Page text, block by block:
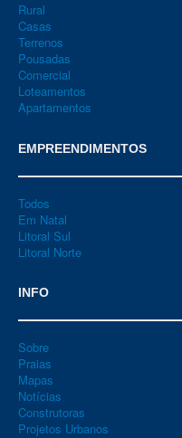
Rural
Casas
Terrenos
Pousadas
Comercial
Loteamentos
Apartamentos
EMPREENDIMENTOS
Todos
Em Natal
Litoral Sul
Litoral Norte
INFO
Sobre
Praias
Mapas
Notícias
Construtoras
Projetos Urbanos